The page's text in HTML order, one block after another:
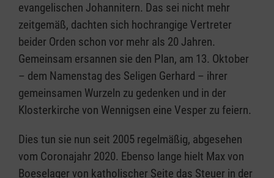
evangelischen Johannitern. Das sei nicht mehr
zeitgemäß, dachten sich hochrangige Vertreter
beider Orden schon vor mehr als 20 Jahren.
Gemeinsam ersannen sie den Plan, am 13. Oktober
– dem Namenstag des Seligen Gerhard – ihrer
gemeinsamen Wurzeln zu gedenken und in der
Klosterkirche von Wennigsen eine Vesper zu feiern.
Dies tun sie nun seit 2005 regelmäßig, abgesehen
vom Coronajahr 2020. Ebenso lange hielt Max von
Boeselager von katholischer Seite das Steuer in der